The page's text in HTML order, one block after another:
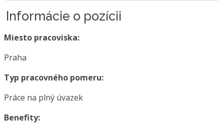
Informácie o pozícii
Miesto pracoviska:
Praha
Typ pracovného pomeru:
Práce na plný úvazek
Benefity: